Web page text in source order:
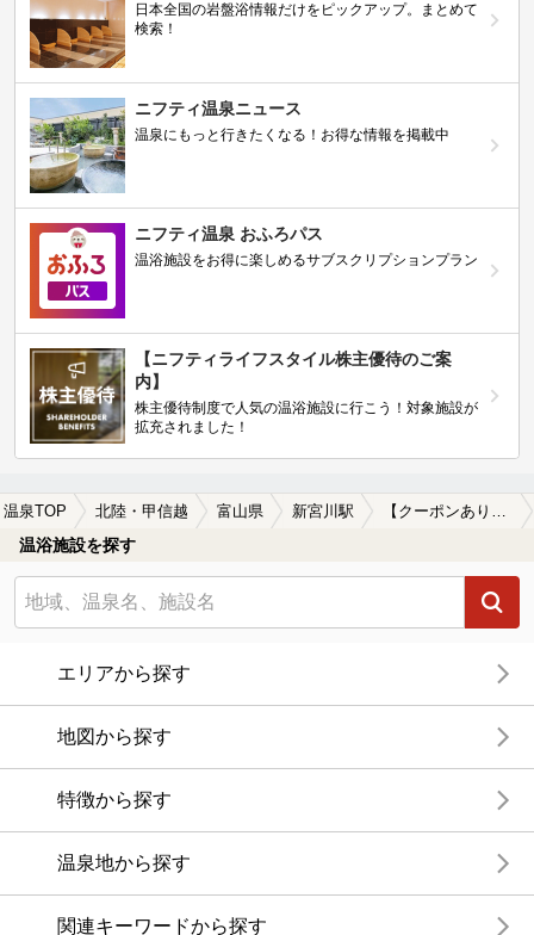
日本全国の岩盤浴情報だけをピックアップ。まとめて
検索！
ニフティ温泉ニュース
温泉にもっと行きたくなる！お得な情報を掲載中
ニフティ温泉 おふろパス
温浴施設をお得に楽しめるサブスクリプションプラン
【ニフティライフスタイル株主優待のご案
内】
株主優待制度で人気の温浴施設に行こう！対象施設が
拡充されました！
温泉TOP 北陸・甲信越 富山県 新宮川駅 【クーポンあり】ホテルで楽しめる新宮川駅近くの温泉、日帰り温泉、スーパー銭湯おすすめ
温浴施設を探す
エリアから探す
地図から探す
特徴から探す
温泉地から探す
関連キーワードから探す